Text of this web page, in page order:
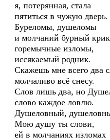
я, потерянная, стала
пятиться в чужую дверь.
Буреломы, душеломы
и молчаний бурный
горемычные изломы,
иссякаемый родник.
Скажешь мне всего два
молчаливо всё снесу.
Слов лишь два, но
слово каждое ловлю.
Душеловный,
Мою душу ты слови,
ей в молчаниях изломах